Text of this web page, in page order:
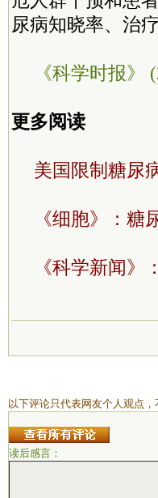
尿病知晓率、治
《科学时报》
更多阅读
美国限制糖尿
《细胞》：糖
《科学新闻
以下评论只代表网友个人观点，
读后感言：